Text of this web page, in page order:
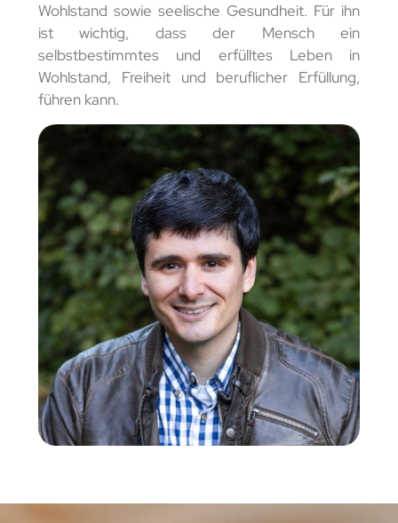
Wohlstand sowie seelische Gesundheit. Für ihn
ist wichtig, dass der Mensch ein
selbstbestimmtes und erfülltes Leben in
Wohlstand, Freiheit und beruflicher Erfüllung,
führen kann.